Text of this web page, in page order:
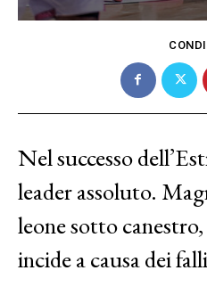
Nel successo
leader assoluto.
leone sotto
incide a causa dei falli